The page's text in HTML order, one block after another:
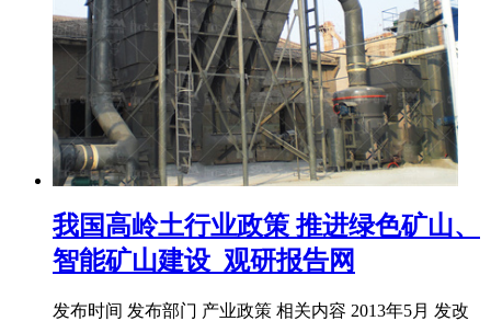
我国高岭土行业政策 推进绿色矿山、
智能矿山建设_观研报告网
发布时间 发布部门 产业政策 相关内容 2013年5月 发改